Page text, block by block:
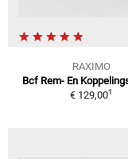
RAXIMO
Bcf Rem- En
€ 129,001